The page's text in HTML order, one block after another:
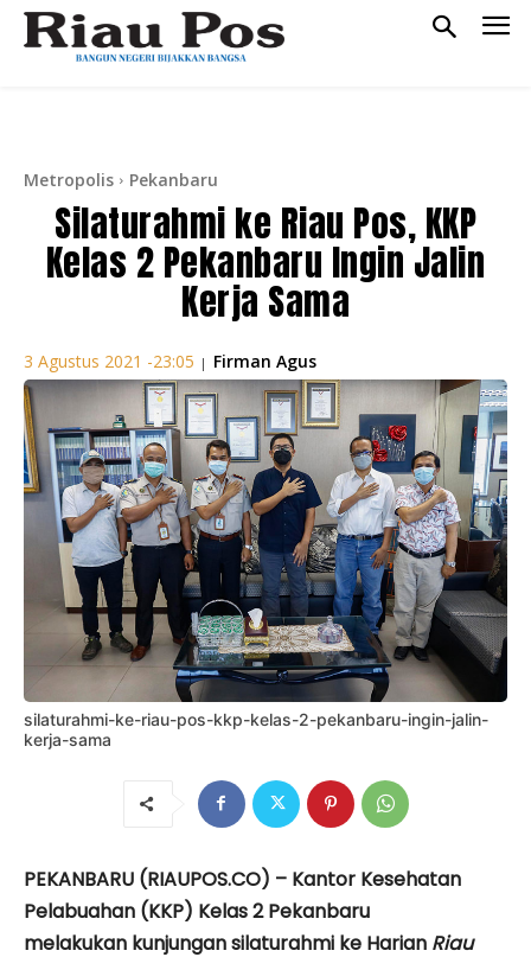
Metropolis Pekanbaru
Silaturahmi ke Riau Pos, KKP
Kelas 2 Pekanbaru Ingin Jalin
Kerja Sama
3 Agustus 2021 -23:05 | Firman Agus
silaturahmi-ke-riau-pos-kkp-kelas-2-pekanbaru-ingin-jalin-
kerja-sama
PEKANBARU (RIAUPOS.CO) – Kantor Kesehatan
Pelabuahan (KKP) Kelas 2 Pekanbaru
melakukan kunjungan silaturahmi ke Harian Riau